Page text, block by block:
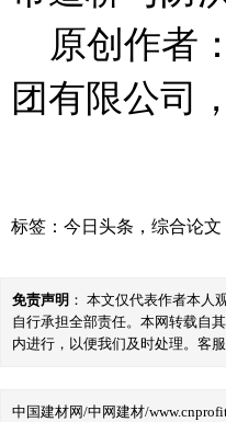
原创作者
团有限公司
标签： 今日头条 ， 综合论文
免责声明 ： 本文仅代表作者本
自行承担全部责任。本网转载自
内进行，以便我们及时处理。客
中国建材网/中网建材/